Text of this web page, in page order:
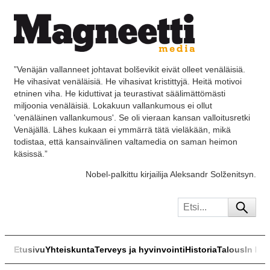
”Venäjän vallanneet johtavat bolševikit eivät olleet venäläisiä.
He vihasivat venäläisiä. He vihasivat kristittyjä. Heitä motivoi
etninen viha. He kiduttivat ja teurastivat säälimättömästi
miljoonia venäläisiä. Lokakuun vallankumous ei ollut
'venäläinen vallankumous'. Se oli vieraan kansan valloitusretki
Venäjällä. Lähes kukaan ei ymmärrä tätä vieläkään, mikä
todistaa, että kansainvälinen valtamedia on saman heimon
käsissä.”
Nobel-palkittu kirjailija Aleksandr Solženitsyn.
EtusivuYhteiskuntaTerveys ja hyvinvointiHistoriaTalousIn